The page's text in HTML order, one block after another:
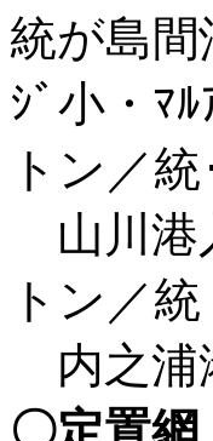
統が島間
ｼﾞ小・ﾏ
トン／
山川港
トン／統
内之浦